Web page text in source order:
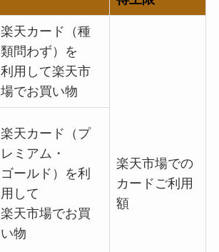
楽天カード（種
類問わず）を
利用して楽天市
場でお買い物
楽天市場での
カードご利用
額
楽天カード（プ
レミアム・
ゴールド）を利
用して
楽天市場でお買
い物